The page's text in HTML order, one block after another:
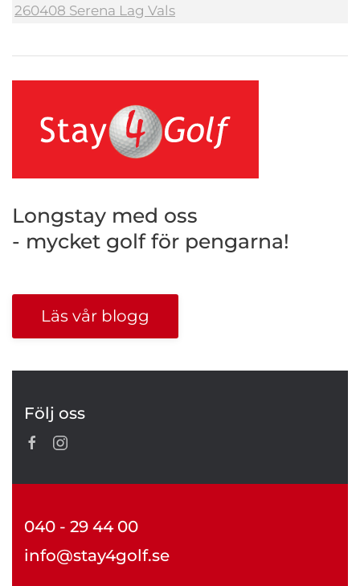
260408 Serena Lag Vals
Longstay med oss
- mycket golf för pengarna!
Läs vår blogg
Följ oss
040 - 29 44 00
info@stay4golf.se